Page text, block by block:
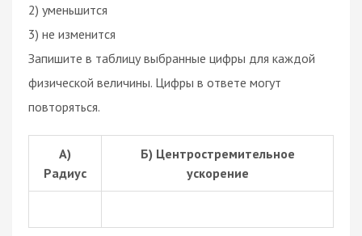
2) уменьшится
3) не изменится
Запишите в таблицу выбранные цифры для каждой
физической величины. Цифры в ответе могут
повторяться.
А)
Радиус
Б) Центростремительное
ускорение